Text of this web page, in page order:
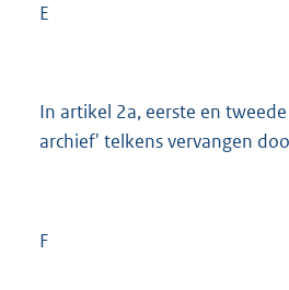
E
In artikel 2a, eerste en
archief' telkens vervangen
F